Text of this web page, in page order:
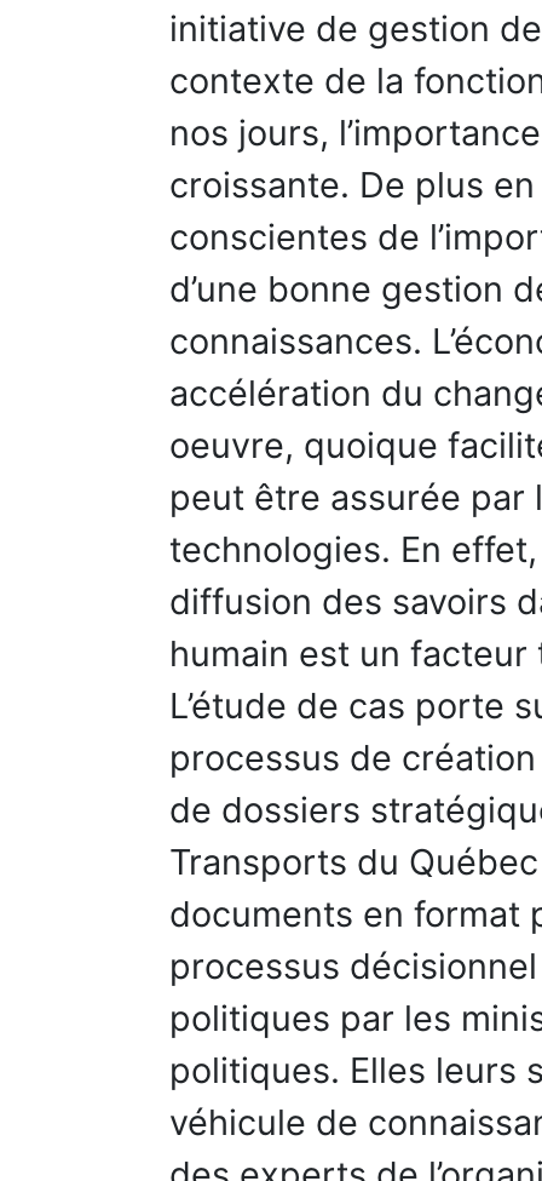
initiative de gestion
contexte de la
nos jours,
croissante. De plus
conscientes de
d’une bonne gestion
connaissances.
accélération du
oeuvre, quoique
peut être assurée par
technologies. En
diffusion des savoirs
humain est un
L’étude de cas porte
processus de
de dossiers
Transports du
documents en format
processus
politiques par les
politiques. Elles leurs
véhicule de